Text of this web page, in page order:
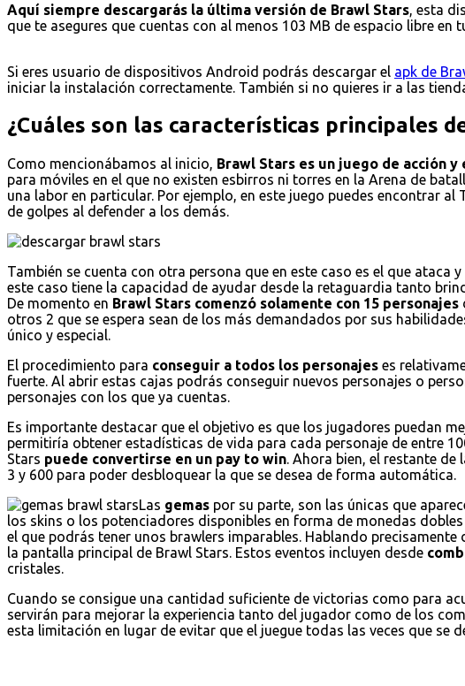
Aquí siempre descargarás la última versión de Brawl Stars, esta
que te asegures que cuentas con al menos 103 MB de espacio libre
Si eres usuario de dispositivos Android podrás descargar el apk de
iniciar la instalación correctamente. También si no quieres ir a las
¿Cuáles son las características principales
Como mencionábamos al inicio, Brawl Stars es un juego de acción
para móviles en el que no existen esbirros ni torres en la Arena de
una labor en particular. Por ejemplo, en este juego puedes encontrar
de golpes al defender a los demás.
También se cuenta con otra persona que en este caso es el que
este caso tiene la capacidad de ayudar desde la retaguardia tanto
De momento en Brawl Stars comenzó solamente con 15 personajes
otros 2 que se espera sean de los más demandados por sus
único y especial.
El procedimiento para conseguir a todos los personajes es
fuerte. Al abrir estas cajas podrás conseguir nuevos personajes o
personajes con los que ya cuentas.
Es importante destacar que el objetivo es que los jugadores puedan
permitiría obtener estadísticas de vida para cada personaje de entre
Stars puede convertirse en un pay to win . Ahora bien, el restante
3 y 600 para poder desbloquear la que se desea de forma automática.
Las gemas por su parte, son las únicas que
los skins o los potenciadores disponibles en forma de monedas
el que podrás tener unos brawlers imparables. Hablando
la pantalla principal de Brawl Stars. Estos eventos incluyen desde
cristales.
Cuando se consigue una cantidad suficiente de victorias como para
servirán para mejorar la experiencia tanto del jugador como de los
esta limitación en lugar de evitar que el juegue todas las veces que se